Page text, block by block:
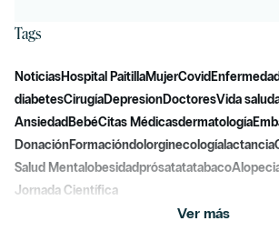
Tags
NoticiasHospital PaitillaMujerCovid Enfermedad
diabetesCirugíaDepresionDoctoresVida
Ansiedad BebéCitas Médicasdermatología
DonaciónFormacióndolorginecologíalactancia
Salud Mentalobesidadprósatatatabaco
Jornada Científica
Ver más